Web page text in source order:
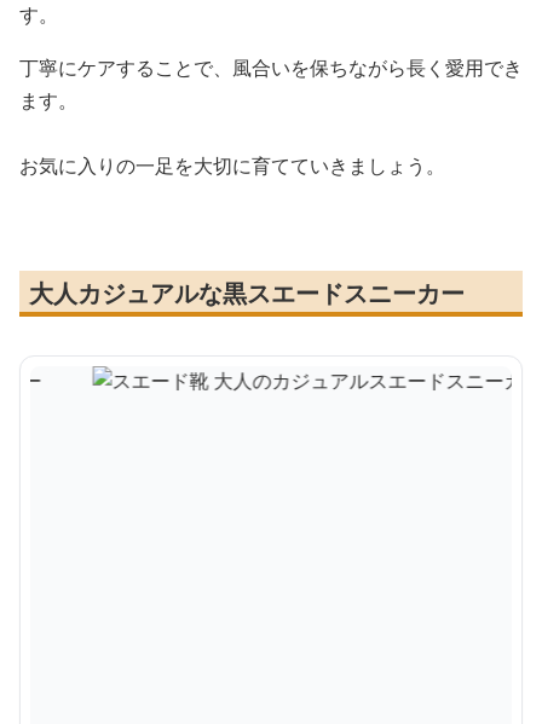
す。
丁寧にケアすることで、風合いを保ちながら長く愛用でき
ます。
お気に入りの一足を大切に育てていきましょう。
大人カジュアルな黒スエードスニーカー